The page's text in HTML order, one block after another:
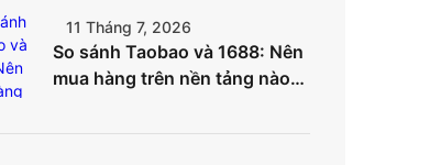
11 Tháng 7, 2026
So sánh Taobao và 1688: Nên
mua hàng trên nền tảng nào